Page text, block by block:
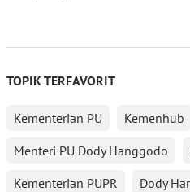
TOPIK TERFAVORIT
Kementerian PU Kemenhub
Menteri PU Dody Hanggodo
Kementerian PUPR
Dody